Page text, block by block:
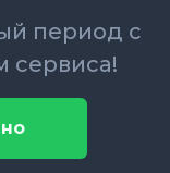
период с
сервиса!